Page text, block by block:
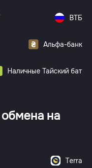
ВТБ
Альфа-банк
Наличные Тайский бат
на
Terra